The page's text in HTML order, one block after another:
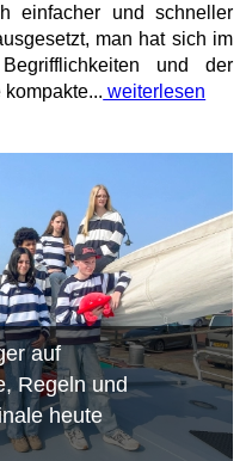
einfacher und schneller
man hat sich im
und der
weiterlesen
auf
Regeln und
heute